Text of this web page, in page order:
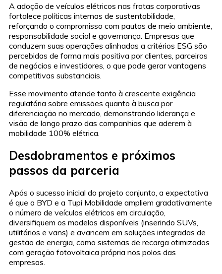
A adoção de veículos elétricos nas frotas corporativas
fortalece políticas internas de sustentabilidade,
reforçando o compromisso com pautas de meio ambiente,
responsabilidade social e governança. Empresas que
conduzem suas operações alinhadas a critérios ESG são
percebidas de forma mais positiva por clientes, parceiros
de negócios e investidores, o que pode gerar vantagens
competitivas substanciais.
Esse movimento atende tanto à crescente exigência
regulatória sobre emissões quanto à busca por
diferenciação no mercado, demonstrando liderança e
visão de longo prazo das companhias que aderem à
mobilidade 100% elétrica.
Desdobramentos e próximos
passos da parceria
Após o sucesso inicial do projeto conjunto, a expectativa
é que a BYD e a Tupi Mobilidade ampliem gradativamente
o número de veículos elétricos em circulação,
diversifiquem os modelos disponíveis (inserindo SUVs,
utilitários e vans) e avancem em soluções integradas de
gestão de energia, como sistemas de recarga otimizados
com geração fotovoltaica própria nos polos das
empresas.